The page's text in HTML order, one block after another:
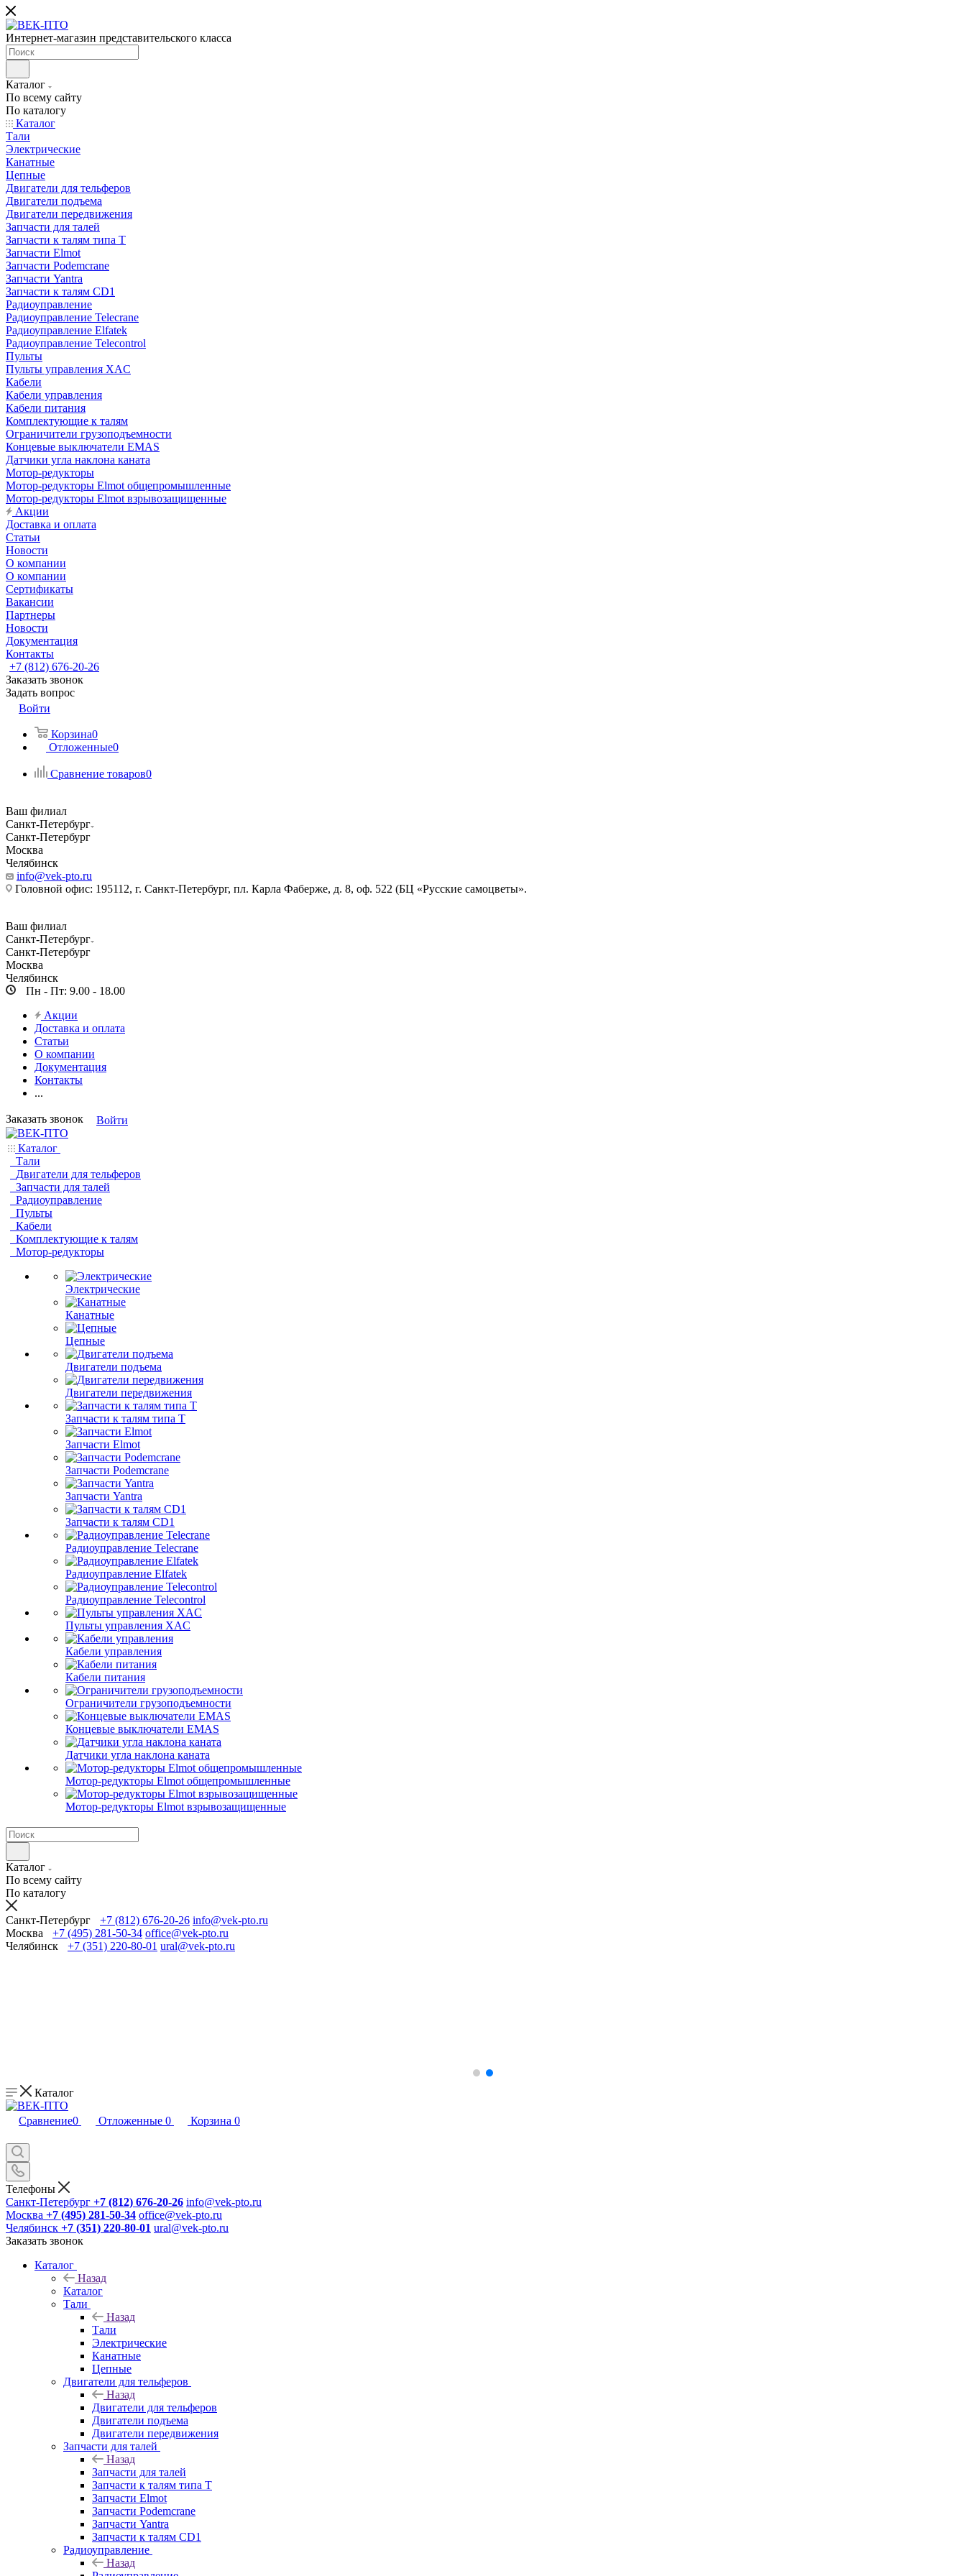
Интернет-магазин представительского класса
Каталог
По всему сайту
По каталогу
Каталог
Тали
Электрические
Канатные
Цепные
Двигатели для тельферов
Двигатели подъема
Двигатели передвижения
Запчасти для талей
Запчасти к талям типа Т
Запчасти Elmot
Запчасти Podemcrane
Запчасти Yantra
Запчасти к талям CD1
Радиоуправление
Радиоуправление Telecrane
Радиоуправление Elfatek
Радиоуправление Telecontrol
Пульты
Пульты управления XAC
Кабели
Кабели управления
Кабели питания
Комплектующие к талям
Ограничители грузоподъемности
Концевые выключатели EMAS
Датчики угла наклона каната
Мотор-редукторы
Мотор-редукторы Elmot общепромышленные
Мотор-редукторы Elmot взрывозащищенные
Акции
Доставка и оплата
Статьи
Новости
О компании
О компании
Сертификаты
Вакансии
Партнеры
Новости
Документация
Контакты
+7 (812) 676-20-26
Заказать звонок
Задать вопрос
Войти
Корзина0
Отложенные0
Сравнение товаров0
Ваш филиал
Санкт-Петербург
Санкт-Петербург
Москва
Челябинск
info@vek-pto.ru
Головной офис: 195112, г. Санкт-Петербург, пл. Карла Фаберже, д. 8, оф. 522 (БЦ «Русские самоцветы».
Ваш филиал
Санкт-Петербург
Санкт-Петербург
Москва
Челябинск
Пн - Пт: 9.00 - 18.00
Акции
Доставка и оплата
Статьи
О компании
Документация
Контакты
...
Заказать звонок Войти
Каталог
Тали
Двигатели для тельферов
Запчасти для талей
Радиоуправление
Пульты
Кабели
Комплектующие к талям
Мотор-редукторы
Электрические
Канатные
Цепные
Двигатели подъема
Двигатели передвижения
Запчасти к талям типа Т
Запчасти Elmot
Запчасти Podemcrane
Запчасти Yantra
Запчасти к талям CD1
Радиоуправление Telecrane
Радиоуправление Elfatek
Радиоуправление Telecontrol
Пульты управления XAC
Кабели управления
Кабели питания
Ограничители грузоподъемности
Концевые выключатели EMAS
Датчики угла наклона каната
Мотор-редукторы Elmot общепромышленные
Мотор-редукторы Elmot взрывозащищенные
Каталог
По всему сайту
По каталогу
Санкт-Петербург +7 (812) 676-20-26 info@vek-pto.ru
Москва
+7 (495) 281-50-34 office@vek-pto.ru
Челябинск
+7 (351) 220-80-01 ural@vek-pto.ru
Каталог
Сравнение0 Отложенные 0 Корзина 0
Телефоны
Санкт-Петербург +7 (812) 676-20-26 info@vek-pto.ru
Москва +7 (495) 281-50-34 office@vek-pto.ru
Челябинск +7 (351) 220-80-01 ural@vek-pto.ru
Заказать звонок
Каталог
Назад
Каталог
Тали
Назад
Тали
Электрические
Канатные
Цепные
Двигатели для тельферов
Назад
Двигатели для тельферов
Двигатели подъема
Двигатели передвижения
Запчасти для талей
Назад
Запчасти для талей
Запчасти к талям типа Т
Запчасти Elmot
Запчасти Podemcrane
Запчасти Yantra
Запчасти к талям CD1
Радиоуправление
Назад